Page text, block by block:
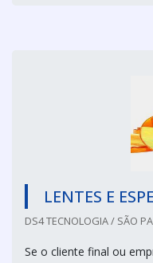
LENTES E
DS4 TECNOLOGIA / SÃO
Se o cliente final ou